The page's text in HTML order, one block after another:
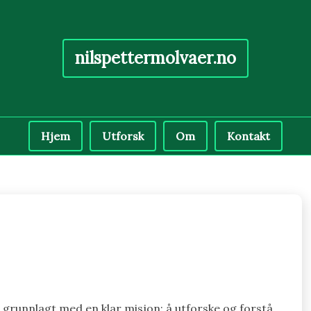
nilspettermolvaer.no
Hjem Utforsk Om
Kontakt
med en klar misjon: å utforske og forstå